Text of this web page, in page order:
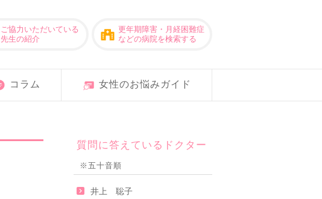
ご協力いただいている
先生の紹介
更年期障害・月経困難症
などの病院を検索する
コラム 女性のお悩みガイド
質問に答えているドクター
※五十音順
井上 聡子